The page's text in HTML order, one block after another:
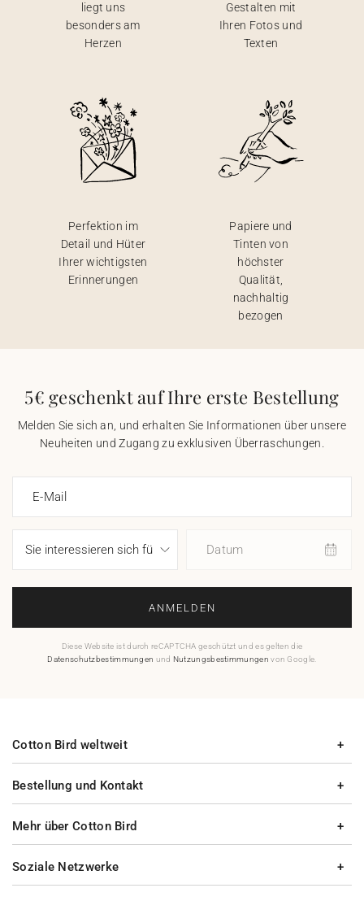
liegt uns
besonders am
Herzen
Gestalten mit
Ihren Fotos und
Texten
Perfektion im
Detail und Hüter
Ihrer wichtigsten
Erinnerungen
Papiere und
Tinten von
höchster
Qualität,
nachhaltig
bezogen
5€ geschenkt auf Ihre erste Bestellung
Melden Sie sich an, und erhalten Sie Informationen über unsere
Neuheiten und Zugang zu exklusiven Überraschungen.
E-Mail
Datum
ANMELDEN
Diese Website ist durch reCAPTCHA geschützt und es gelten die
Datenschutzbestimmungen und Nutzungsbestimmungen von Google.
Bestellung und Kontakt
Mehr über Cotton Bird
Cotton Bird weltweit
Soziale Netzwerke